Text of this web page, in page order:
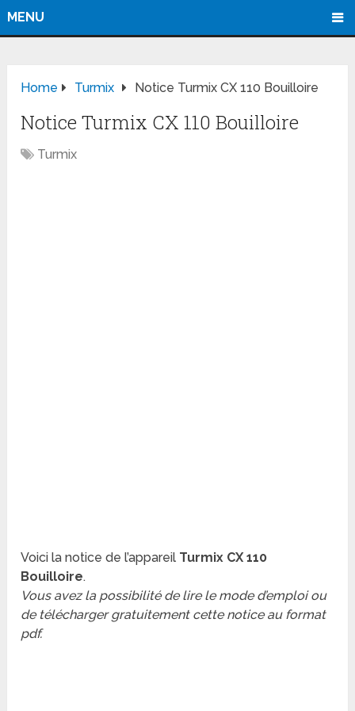
MENU
Home Turmix Notice Turmix CX 110 Bouilloire
Notice Turmix CX 110 Bouilloire
Turmix
Voici la notice de l’appareil Turmix CX 110
Bouilloire.
Vous avez la possibilité de lire le mode d’emploi ou
de télécharger gratuitement cette notice au format
pdf.